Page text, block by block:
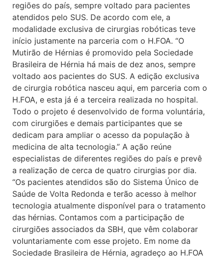
regiões do país, sempre voltado para pacientes
atendidos pelo SUS. De acordo com ele, a
modalidade exclusiva de cirurgias robóticas teve
início justamente na parceria com o H.FOA. “O
Mutirão de Hérnias é promovido pela Sociedade
Brasileira de Hérnia há mais de dez anos, sempre
voltado aos pacientes do SUS. A edição exclusiva
de cirurgia robótica nasceu aqui, em parceria com o
H.FOA, e esta já é a terceira realizada no hospital.
Todo o projeto é desenvolvido de forma voluntária,
com cirurgiões e demais participantes que se
dedicam para ampliar o acesso da população à
medicina de alta tecnologia.” A ação reúne
especialistas de diferentes regiões do país e prevê
a realização de cerca de quatro cirurgias por dia.
“Os pacientes atendidos são do Sistema Único de
Saúde de Volta Redonda e terão acesso à melhor
tecnologia atualmente disponível para o tratamento
das hérnias. Contamos com a participação de
cirurgiões associados da SBH, que vêm colaborar
voluntariamente com esse projeto. Em nome da
Sociedade Brasileira de Hérnia, agradeço ao H.FOA